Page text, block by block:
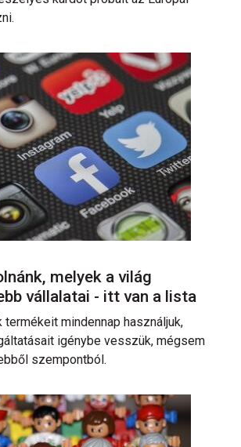
melyek a világ
vállalatai - itt van a lista
termékeit mindennap használjuk,
igénybe vesszük, mégsem
szempontból.